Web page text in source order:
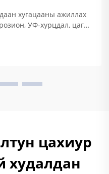
хугацааны ажиллах
УФ-хурцдал, цаг
чанар нь түүний
суурилж.
цахиур
худалдан